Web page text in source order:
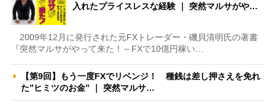
入れたプライスレスな経験 ｜ 突然マルサがや…
2009年12月に発行された元FXトレーダー・磯貝清明氏の著書
『突然マルサがやって来た！～FXで10億円稼い…
【第9回】もう一度FXでリベンジ！ 種銭は差し押さえを免れ
た”ヒミツのお金” ｜ 突然マルサ…